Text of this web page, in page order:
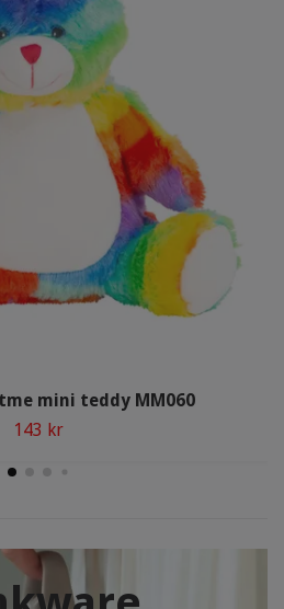
mini teddy MM060
143 kr